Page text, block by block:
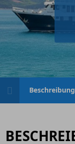
Beschreibung